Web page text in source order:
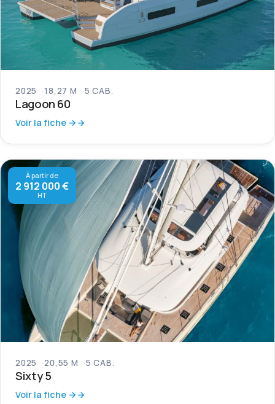
2025 18,27 M 5 CAB.
Lagoon 60
Voir la fiche →
À partir de
2 912 000 €
HT
2025 20,55 M 5 CAB.
Sixty 5
Voir la fiche →